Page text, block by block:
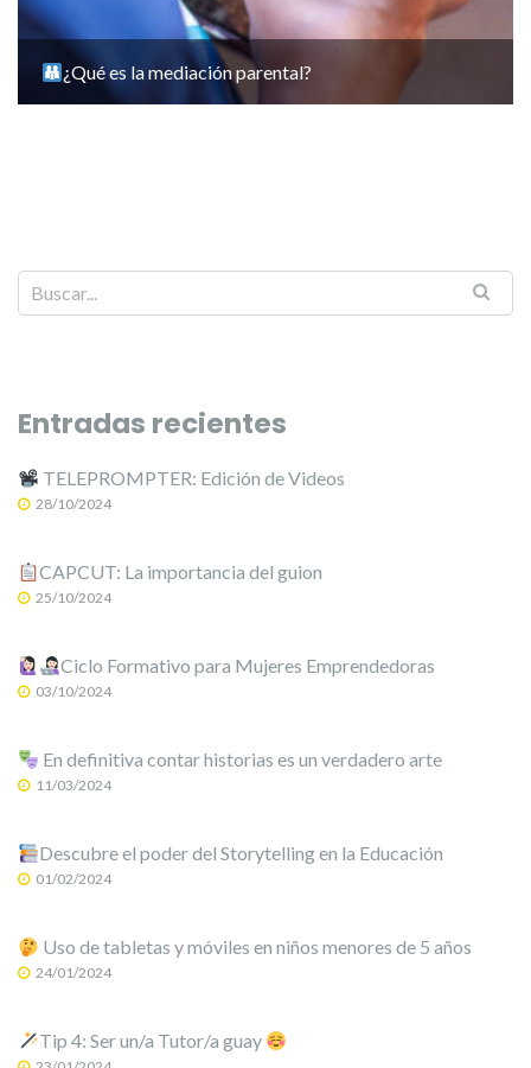
¿Qué es la mediación parental?
Entradas recientes
TELEPROMPTER: Edición de Videos
28/10/2024
CAPCUT: La importancia del guion
25/10/2024
Ciclo Formativo para Mujeres Emprendedoras
03/10/2024
En definitiva contar historias es un verdadero arte
11/03/2024
Descubre el poder del Storytelling en la Educación
01/02/2024
Uso de tabletas y móviles en niños menores de 5 años
24/01/2024
Tip 4: Ser un/a Tutor/a guay